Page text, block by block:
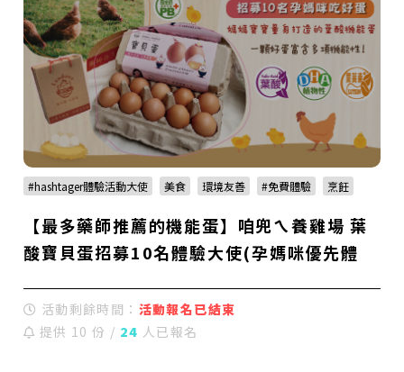
#hashtager體驗活動大使 美食 環境友善 #免費體驗 烹飪
【最多藥師推薦的機能蛋】咱兜ㄟ養雞場 葉
酸寶貝蛋招募10名體驗大使(孕媽咪優先體
活動剩餘時間： 活動報名已結束
提供 10 份 / 24 人已報名